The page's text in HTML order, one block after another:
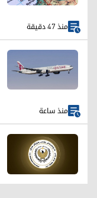
منذ 47 دقيقة
منذ ساعة